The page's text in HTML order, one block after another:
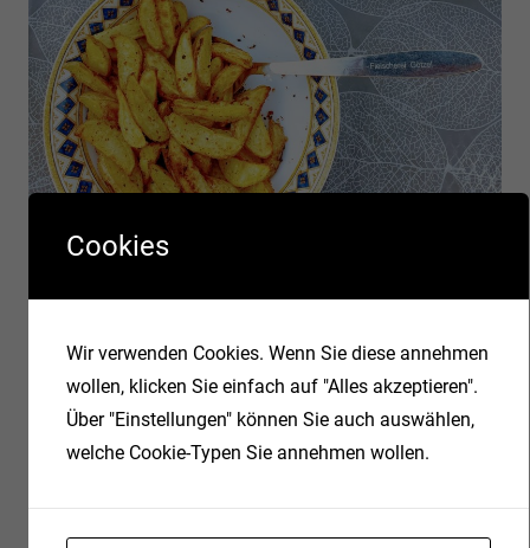
Beitragsnavigation
Vorheriger Beitrag
Schnelle und
einfache Brötchen
über Nacht
Nächster Beitrag
Hähnchenschenkel
mit Honig und
Knoblauch
SCHREIBE EINEN KOMMENTAR
Cookies
Wir verwenden Cookies. Wenn Sie diese annehmen
wollen, klicken Sie einfach auf "Alles akzeptieren".
Über "Einstellungen" können Sie auch auswählen,
welche Cookie-Typen Sie annehmen wollen.